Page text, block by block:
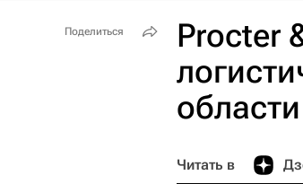
Procter
Читать в
Поделиться